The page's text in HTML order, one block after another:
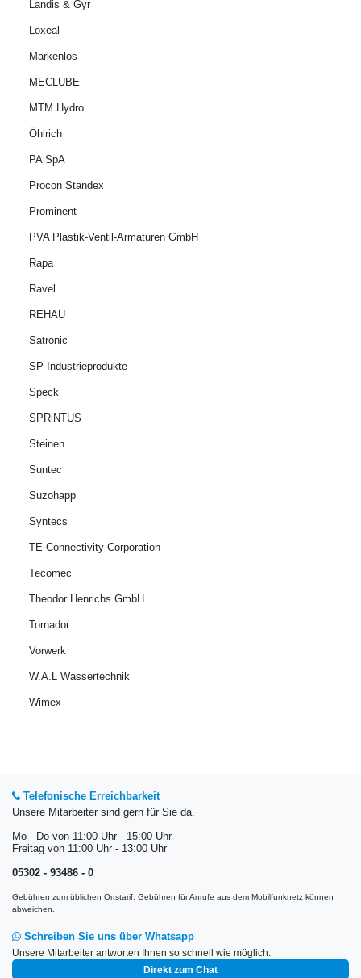
Landis & Gyr
Loxeal
Markenlos
MECLUBE
MTM Hydro
Öhlrich
PA SpA
Procon Standex
Prominent
PVA Plastik-Ventil-Armaturen GmbH
Rapa
Ravel
REHAU
Satronic
SP Industrieprodukte
Speck
SPRiNTUS
Steinen
Suntec
Suzohapp
Syntecs
TE Connectivity Corporation
Tecomec
Theodor Henrichs GmbH
Tornador
Vorwerk
W.A.L Wassertechnik
Wimex
Telefonische Erreichbarkeit
Unsere Mitarbeiter sind gern für Sie da.
Mo - Do von 11:00 Uhr - 15:00 Uhr
Freitag von 11:00 Uhr - 13:00 Uhr
05302 - 93486 - 0
Gebühren zum üblichen Ortstarif. Gebühren für Anrufe aus dem Mobilfunknetz können
abweichen.
Schreiben Sie uns über Whatsapp
Unsere Mitarbeiter antworten Ihnen so schnell wie möglich.
Direkt zum Chat